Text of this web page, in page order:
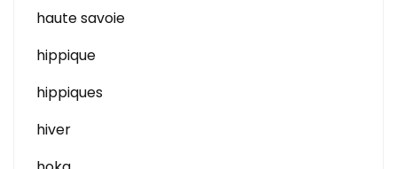
haute savoie
hippique
hippiques
hiver